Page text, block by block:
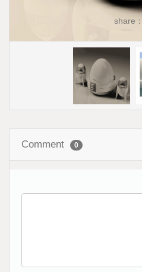
share：
Comment 0